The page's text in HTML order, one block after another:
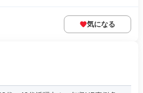
気になる